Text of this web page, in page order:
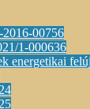
00756
1-000636
energetikai